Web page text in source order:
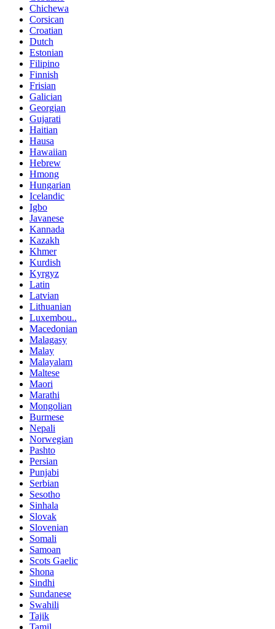
Chichewa
Corsican
Croatian
Dutch
Estonian
Filipino
Finnish
Frisian
Galician
Georgian
Gujarati
Haitian
Hausa
Hawaiian
Hebrew
Hmong
Hungarian
Icelandic
Igbo
Javanese
Kannada
Kazakh
Khmer
Kurdish
Kyrgyz
Latin
Latvian
Lithuanian
Luxembou..
Macedonian
Malagasy
Malay
Malayalam
Maltese
Maori
Marathi
Mongolian
Burmese
Nepali
Norwegian
Pashto
Persian
Punjabi
Serbian
Sesotho
Sinhala
Slovak
Slovenian
Somali
Samoan
Scots Gaelic
Shona
Sindhi
Sundanese
Swahili
Tajik
Tamil